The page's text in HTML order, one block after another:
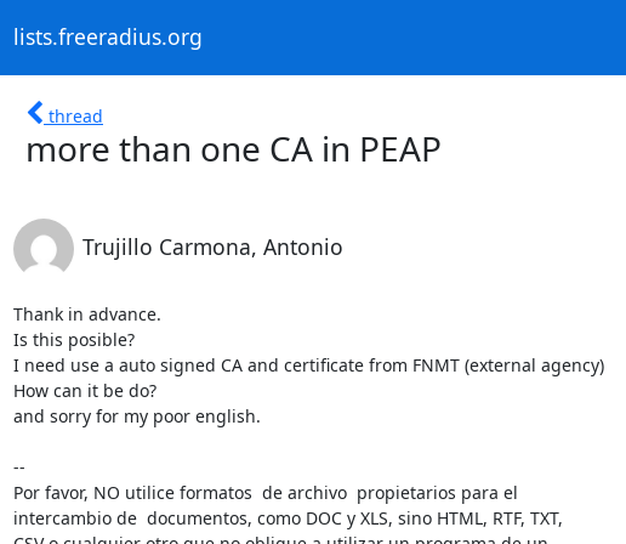
lists.freeradius.org
thread
more than one CA in PEAP
Trujillo Carmona, Antonio
Thank in advance.
Is this posible?
I need use a auto signed CA and certificate from FNMT (external agency)
How can it be do?
and sorry for my poor english.
--
Por favor, NO utilice formatos  de archivo  propietarios para el
intercambio de  documentos, como DOC y XLS, sino HTML, RTF, TXT,